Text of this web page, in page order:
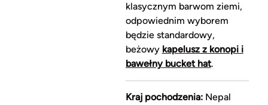
klasycznym barwom ziemi,
odpowiednim wyborem
będzie standardowy,
beżowy kapelusz z konopi i
bawełny bucket hat.
Kraj pochodzenia:Nepal